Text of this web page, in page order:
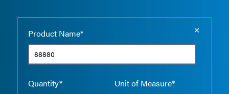
Product Name*
Quantity* Unit of Measure*